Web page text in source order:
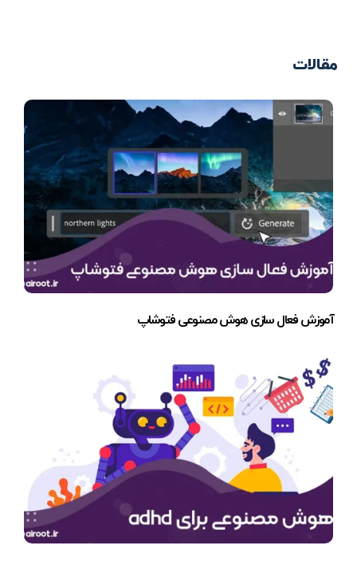
مقالات
آموزش فعال سازی هوش مصنوعی فتوشاپ